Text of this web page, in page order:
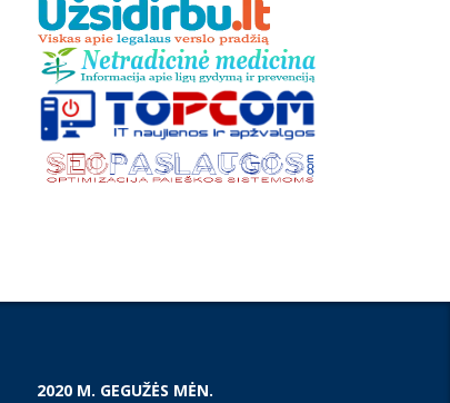
2020 M. GEGUŽĖS MĖN.